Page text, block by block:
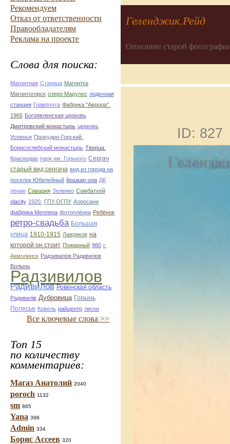
Рекомендуем
Отказ от ответственности
Правообладателям
Реклама на проекте
Слова для поиска:
Магнитная Станица Магнитка
Магнитогорск озеро Марупес лодочная
станция Главпочта Фабрика "Аврора".
1965 Богоявленская церковь
Дмитровский монастырь церковь
Успенья Прокудин-Горский.
Борисоглебский монастырь Тверца.
Краснодар парк им. Горького Сергач
старый вид сергача вид из города на
поселок Юбилейный йошкар-ола ДК
ленин Савария Зеленко Сомбатхей
olacity 1920. ГПУ.ОГПУ Аэросани
фабрика Меллера фотоплёнка Ребёнок
ретро-свадьба Большая
улица 1910-1915 Лавриков на
которой он стоит Пожарный 980 г.
Акмолинск Радзивилов Радивилов
Волынь
Радзивилов
Радивилов Ровенская область
Радивилiв Дубровица Горынь
Полесье Ковель райцентр лиски
Все ключевые слова >>
Топ 15
по количеству
комментариев:
Магаз Анатолий 2040
poroch 1132
sm 865
Yana 398
Admin 334
Борис Ассеев 320
Геленджик.Рейд
Описание старой
ID: 827